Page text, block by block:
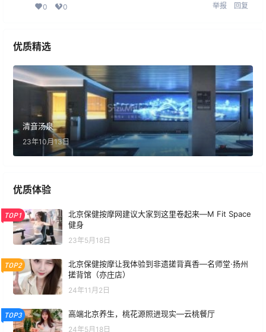
0 0 举报 回复
优质精选
清音汤泉
23年10月13日
优质体验
TOP1
北京保健按摩网建议大家到这里卷起来—M Fit Space
健身
23年5月18日
TOP2
北京保健按摩让我体验到非遗搓背真香—名师堂·扬州
搓背馆（亦庄店）
24年11月2日
TOP3 高端北京养生，桃花源照进现实—云桃餐厅
24年5月18日